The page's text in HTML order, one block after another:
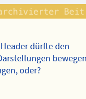
dürfte den
oder?